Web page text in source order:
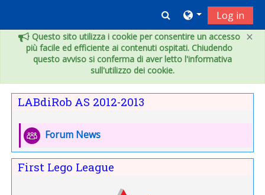
×
Questo sito utilizza i cookie per consentire un accesso
più facile ed efficiente ai contenuti ospitati. Chiudendo
questo avviso si conferma di aver letto l'informativa
sull'utilizzo dei cookie.
Toggle search
Log in
Indice degli argomenti
LABdiRob AS 2012-2013
Forum News
First Lego League